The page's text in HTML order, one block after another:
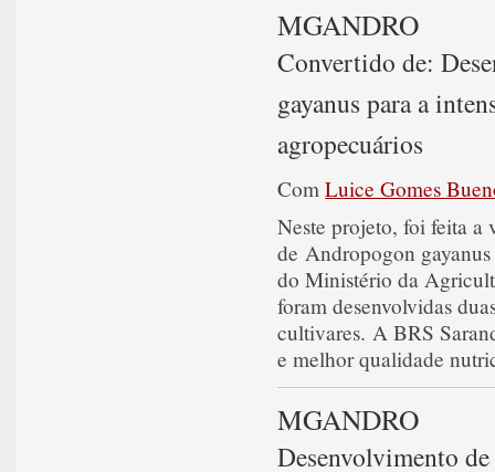
MGANDRO
Convertido de:
gayanus para a
agropecuários
ComLuice Gomes
Neste projeto, foi feita
de Andropogon
do Ministério da
foram desenvolvidas
cultivares. A BRS
e melhor qualidade
MGANDRO
Desenvolvimento